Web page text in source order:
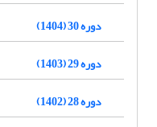
دوره 30 (1404)
دوره 29 (1403)
دوره 28 (1402)